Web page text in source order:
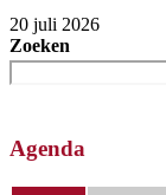
20 juli 2026
Zoeken
Agenda